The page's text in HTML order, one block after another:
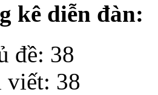
kê diễn đàn:
đề: 38
viết: 38